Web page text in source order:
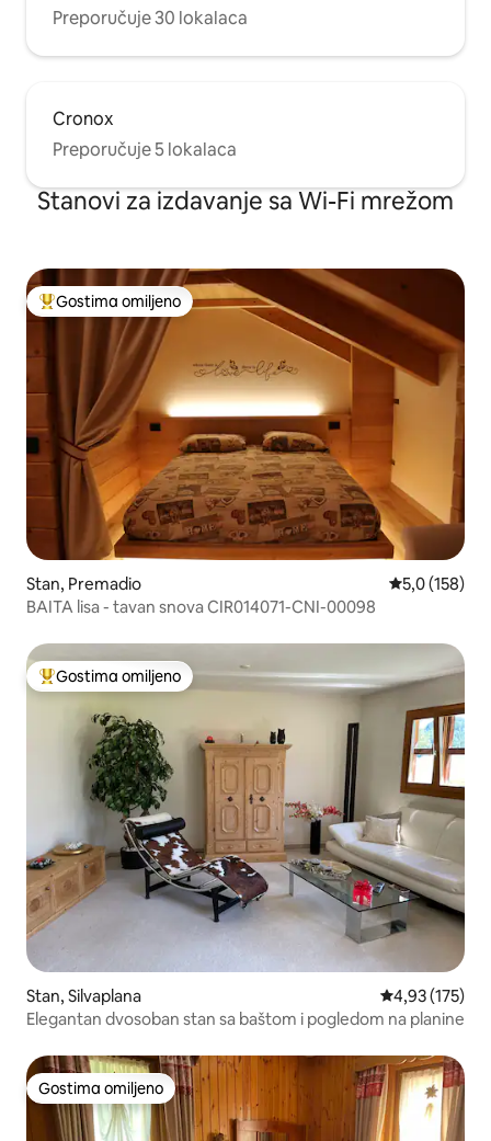
Preporučuje 30 lokalaca
Cronox
Preporučuje 5 lokalaca
Stanovi za izdavanje sa Wi-Fi mrežom
Najuspešniji među gostima omiljenim
Gostima omiljeno
Stan, Premadio Prosečna
5,0 (158)
BAITA lisa - tavan snova CIR014071-CNI-00098
Najuspešniji među gostima omiljenim
Gostima omiljeno
Stan, Silvaplana Prosečna
4,93 (175)
Elegantan dvosoban stan sa baštom i pogledom na planine
Gostima omiljeno
Gostima omiljeno